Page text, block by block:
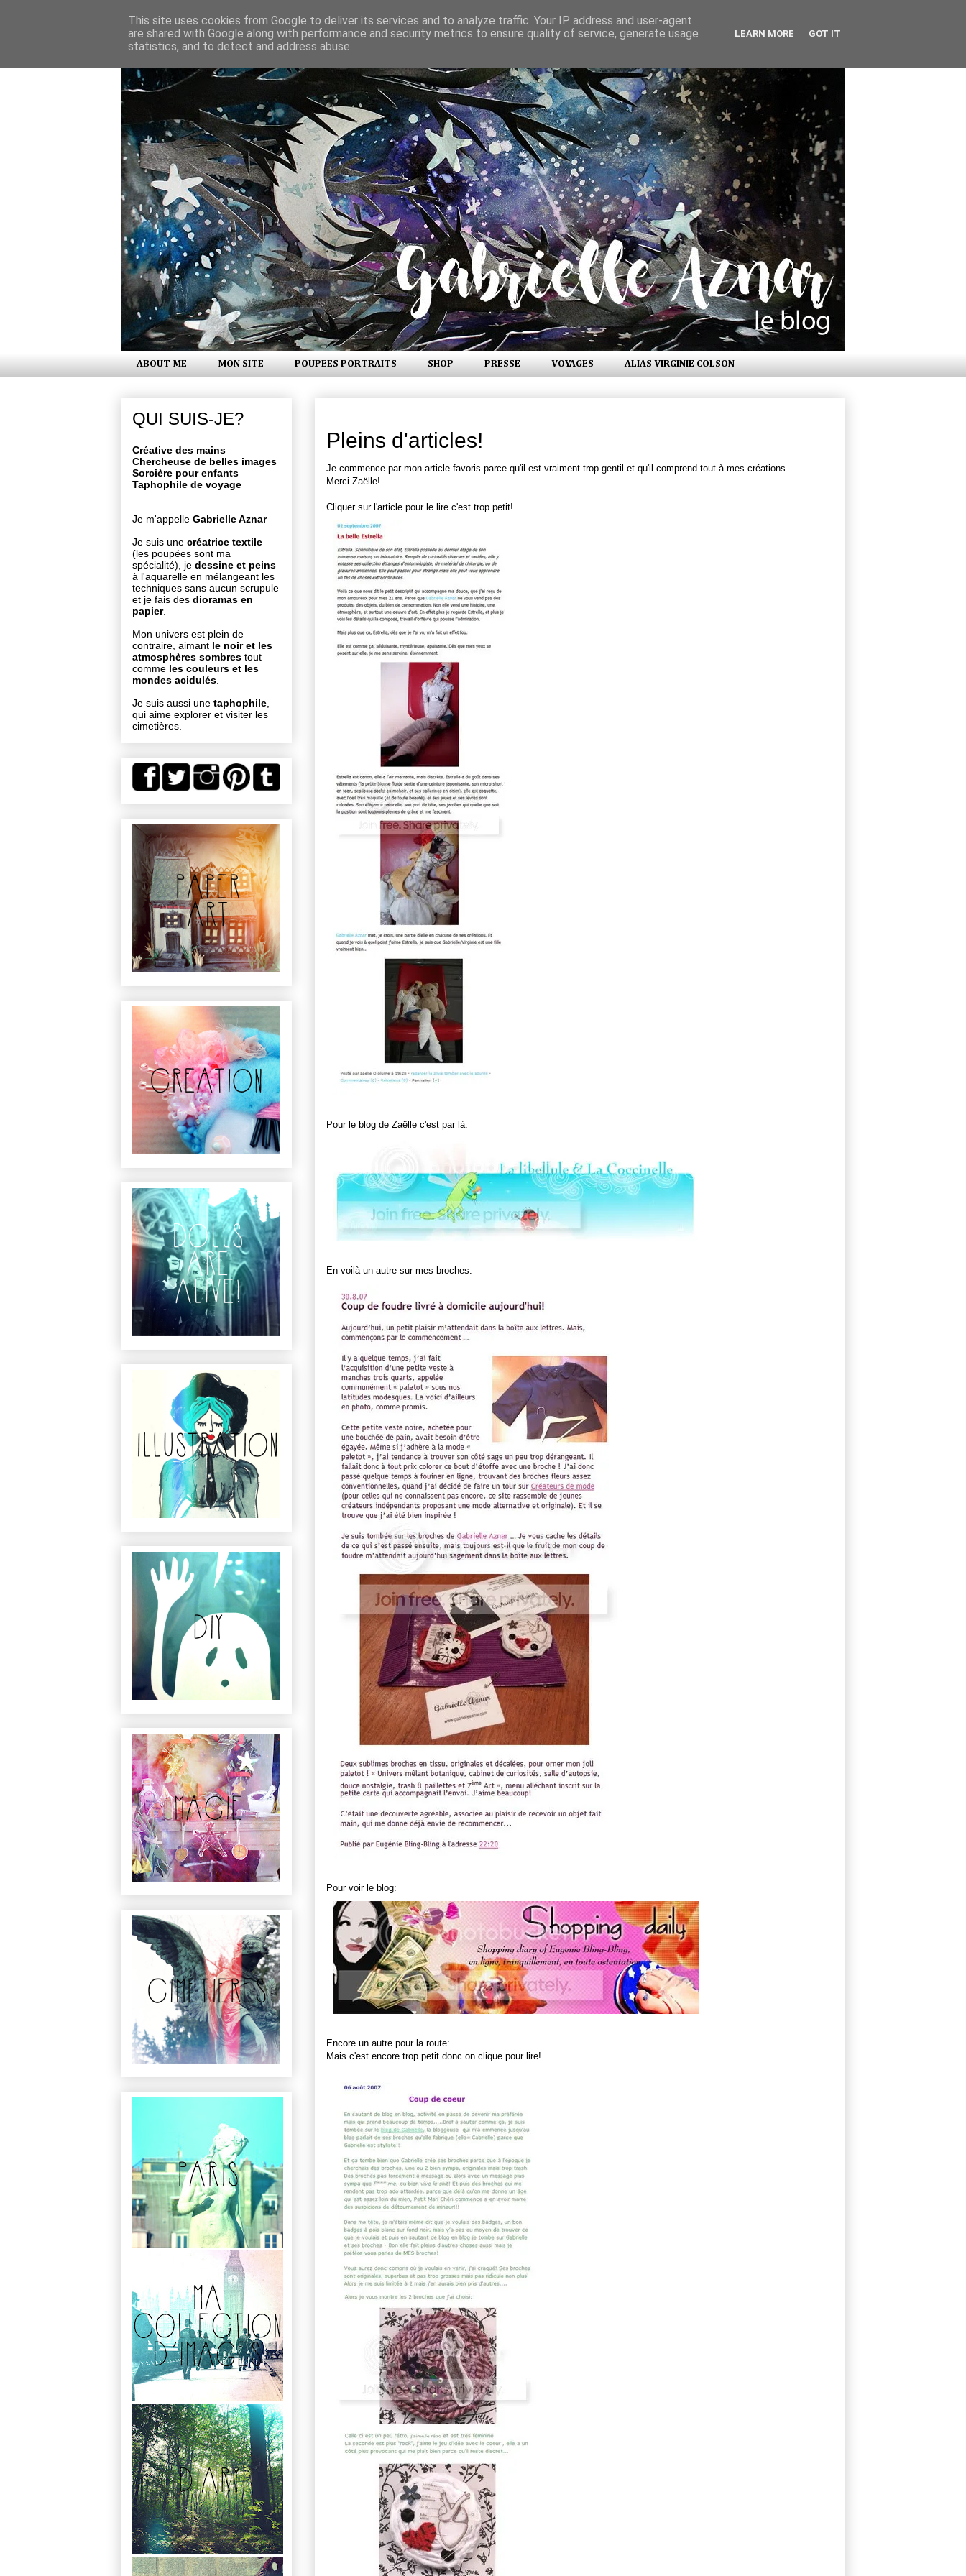
ABOUT ME MON SITE POUPEES PORTRAITS SHOP PRESSE VOYAGES ALIAS VIRGINIE COLSON
Pleins d'articles!
Je commence par mon article favoris parce qu'il est vraiment trop gentil et qu'il comprend tout à mes créations.
Merci Zaëlle!
Cliquer sur l'article pour le lire c'est trop petit!
Pour le blog de Zaëlle c'est par là:
En voilà un autre sur mes broches:
Pour voir le blog:
Encore un autre pour la route:
Mais c'est encore trop petit donc on clique pour lire!
QUI SUIS-JE?
Créative des mains
Chercheuse de belles images
Sorcière pour enfants
Taphophile de voyage
Je m'appelle Gabrielle Aznar
Je suis une créatrice textile
(les poupées sont ma
spécialité), je dessine et peins
à l'aquarelle en mélangeant les
techniques sans aucun scrupule
et je fais des dioramas en
papier.
Mon univers est plein de
contraire, aimant le noir et les
atmosphères sombres tout
comme les couleurs et les
mondes acidulés
Je suis aussi une taphophile
qui aime explorer et visiter les
cimetières.
This site uses cookies from Google to deliver its services and to analyze traffic. Your IP address and user-agent
are shared with Google along with performance and security metrics to ensure quality of service, generate usage
statistics, and to detect and address abuse.
LEARN MORE GOT IT